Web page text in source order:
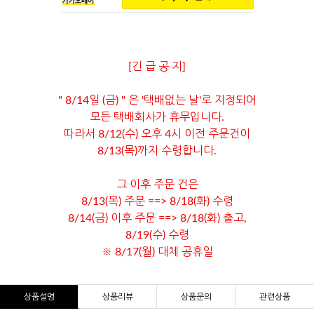
[긴 급 공 지]
" 8/14일 (금) " 은 '택배없는 날'로 지정되어
모든 택배회사가 휴무입니다.
따라서 8/12(수) 오후 4시 이전 주문건이
8/13(목)까지 수령합니다.
그 이후 주문 건은
8/13(목) 주문 ==> 8/18(화) 수령
8/14(금) 이후 주문 ==> 8/18(화) 출고,
8/19(수) 수령
※ 8/17(월) 대체 공휴일
상품설명 상품리뷰 상품문의 관련상품